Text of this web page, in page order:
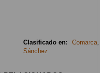
Clasificado en: Comarca,
Sánchez